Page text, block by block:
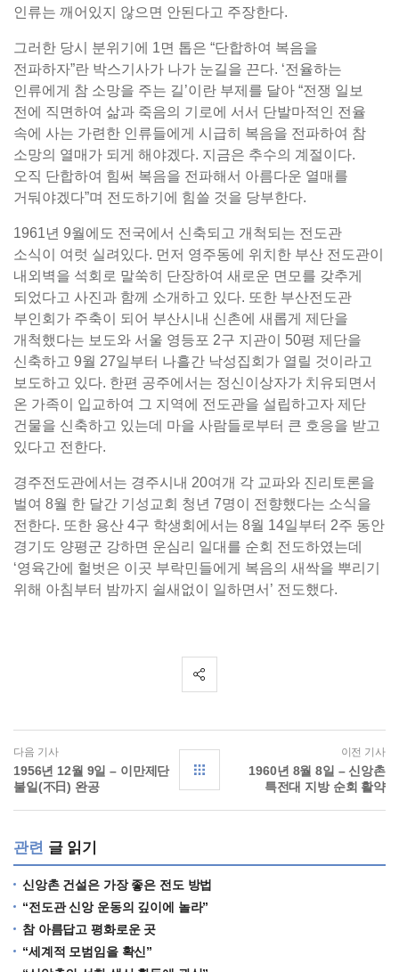
인류는 깨어있지 않으면 안된다고 주장한다.
그러한 당시 분위기에 1면 톱은 “단합하여 복음을
전파하자”란 박스기사가 나가 눈길을 끈다. ‘전율하는
인류에게 참 소망을 주는 길’이란 부제를 달아 “전쟁 일보
전에 직면하여 삶과 죽음의 기로에 서서 단발마적인 전율
속에 사는 가련한 인류들에게 시급히 복음을 전파하여 참
소망의 열매가 되게 해야겠다. 지금은 추수의 계절이다.
오직 단합하여 힘써 복음을 전파해서 아름다운 열매를
거둬야겠다”며 전도하기에 힘쓸 것을 당부한다.
1961년 9월에도 전국에서 신축되고 개척되는 전도관
소식이 여럿 실려있다. 먼저 영주동에 위치한 부산 전도관이
내외벽을 석회로 말쑥히 단장하여 새로운 면모를 갖추게
되었다고 사진과 함께 소개하고 있다. 또한 부산전도관
부인회가 주축이 되어 부산시내 신촌에 새롭게 제단을
개척했다는 보도와 서울 영등포 2구 지관이 50평 제단을
신축하고 9월 27일부터 나흘간 낙성집회가 열릴 것이라고
보도하고 있다. 한편 공주에서는 정신이상자가 치유되면서
온 가족이 입교하여 그 지역에 전도관을 설립하고자 제단
건물을 신축하고 있는데 마을 사람들로부터 큰 호응을 받고
있다고 전한다.
경주전도관에서는 경주시내 20여개 각 교파와 진리토론을
벌여 8월 한 달간 기성교회 청년 7명이 전향했다는 소식을
전한다. 또한 용산 4구 학생회에서는 8월 14일부터 2주 동안
경기도 양평군 강하면 운심리 일대를 순회 전도하였는데
‘영육간에 헐벗은 이곳 부락민들에게 복음의 새싹을 뿌리기
위해 아침부터 밤까지 쉴새없이 일하면서’ 전도했다.
다음 기사
1956년 12월 9일 – 이만제단
불일(不日) 완공
이전 기사
1960년 8월 8일 – 신앙촌
특전대 지방 순회 활약
관련 글 읽기
신앙촌 건설은 가장 좋은 전도 방법
“전도관 신앙 운동의 깊이에 놀라”
참 아름답고 평화로운 곳
“세계적 모범임을 확신”